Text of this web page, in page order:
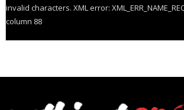
invalid characters. XML error:
column 88